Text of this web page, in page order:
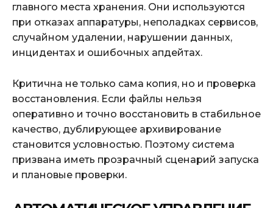
главного места хранения. Они используются
при отказах аппаратуры, неполадках сервисов,
случайном удалении, нарушении данных,
инцидентах и ошибочных апдейтах.
Критична не только сама копия, но и проверка
восстановления. Если файлы нельзя
оперативно и точно восстановить в стабильное
качество, дублирующее архивирование
становится условностью. Поэтому система
призвана иметь прозрачный сценарий запуска
и плановые проверки.